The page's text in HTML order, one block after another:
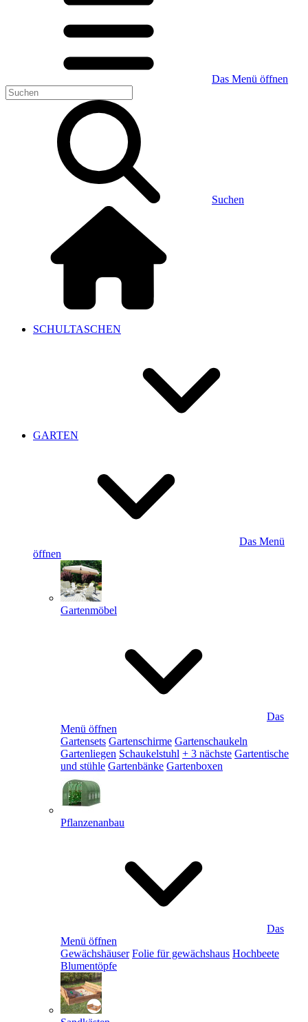
Das Menü öffnen
Suchen
SCHULTASCHEN
GARTEN
Das Menü
öffnen
Gartenmöbel
Das
Menü öffnen
Gartensets Gartenschirme Gartenschaukeln
Gartenliegen Schaukelstuhl + 3 nächste Gartentische
und stühle Gartenbänke Gartenboxen
Pflanzenanbau
Das
Menü öffnen
Gewächshäuser Folie für gewächshaus Hochbeete
Blumentöpfe